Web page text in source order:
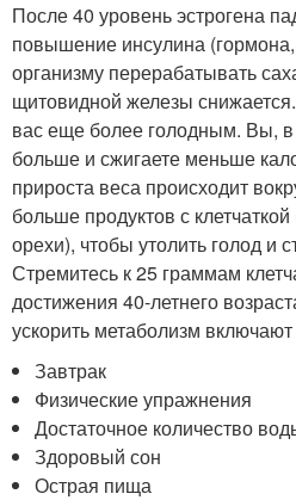
После 40 уровень эстрогена
повышение инсулина
организму перерабатывать
щитовидной железы
вас еще более голодным. Вы, в
больше и сжигаете меньше
прироста веса происходит
больше продуктов с
орехи), чтобы утолить голод и
Стремитесь к 25 граммам
достижения 40-летнего
ускорить метаболизм
Завтрак
Физические упражнения
Достаточное количество
Здоровый сон
Острая пища